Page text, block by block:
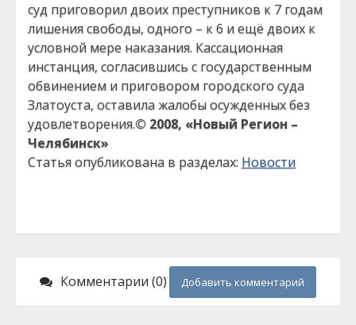
суд приговорил двоих преступников к 7 годам
лишения свободы, одного – к 6 и ещё двоих к
условной мере наказания. Кассационная
инстанция, согласившись с государственным
обвинением и приговором городского суда
Златоуста, оставила жалобы осужденных без
удовлетворения.© 2008, «Новый Регион –
Челябинск»
Статья опубликована в разделах: Новости
Комментарии (0) Добавить комментарий